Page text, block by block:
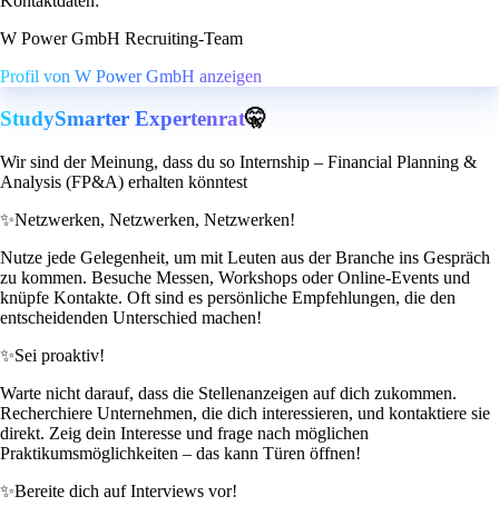
W Power GmbH Recruiting-Team
Profil von W Power GmbH anzeigen
StudySmarter Expertenrat🤫
Wir sind der Meinung, dass du so Internship – Financial Planning &
Analysis (FP&A) erhalten könntest
✨Netzwerken, Netzwerken, Netzwerken!
Nutze jede Gelegenheit, um mit Leuten aus der Branche ins Gespräch
zu kommen. Besuche Messen, Workshops oder Online-Events und
knüpfe Kontakte. Oft sind es persönliche Empfehlungen, die den
entscheidenden Unterschied machen!
✨Sei proaktiv!
Warte nicht darauf, dass die Stellenanzeigen auf dich zukommen.
Recherchiere Unternehmen, die dich interessieren, und kontaktiere sie
direkt. Zeig dein Interesse und frage nach möglichen
Praktikumsmöglichkeiten – das kann Türen öffnen!
✨Bereite dich auf Interviews vor!